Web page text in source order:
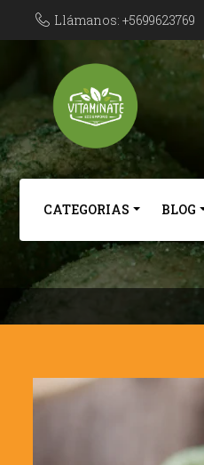
Llámanos: +5699623769
CATEGORIAS BLOG